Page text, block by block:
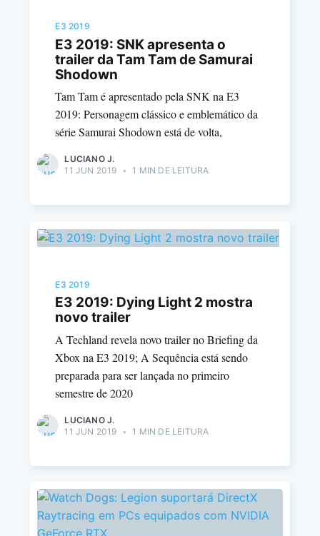
E3 2019
E3 2019: SNK apresenta o
trailer da Tam Tam de Samurai
Shodown
Tam Tam é apresentado pela SNK na E3
2019: Personagem clássico e emblemático da
série Samurai Shodown está de volta,
LUCIANO J.
11 JUN 2019 • 1 MIN DE LEITURA
E3 2019
E3 2019: Dying Light 2 mostra
novo trailer
A Techland revela novo trailer no Briefing da
Xbox na E3 2019; A Sequência está sendo
preparada para ser lançada no primeiro
semestre de 2020
LUCIANO J.
11 JUN 2019 • 1 MIN DE LEITURA